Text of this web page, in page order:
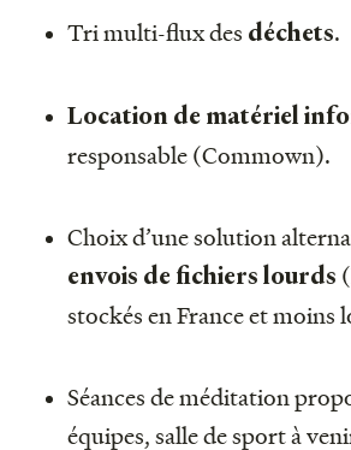
Tri multi-flux des déchets.
Location de matériel
responsable (Commown).
Choix d’une solution
envois de fichiers lourds
stockés en France et moins
Séances de méditation
équipes, salle de sport à